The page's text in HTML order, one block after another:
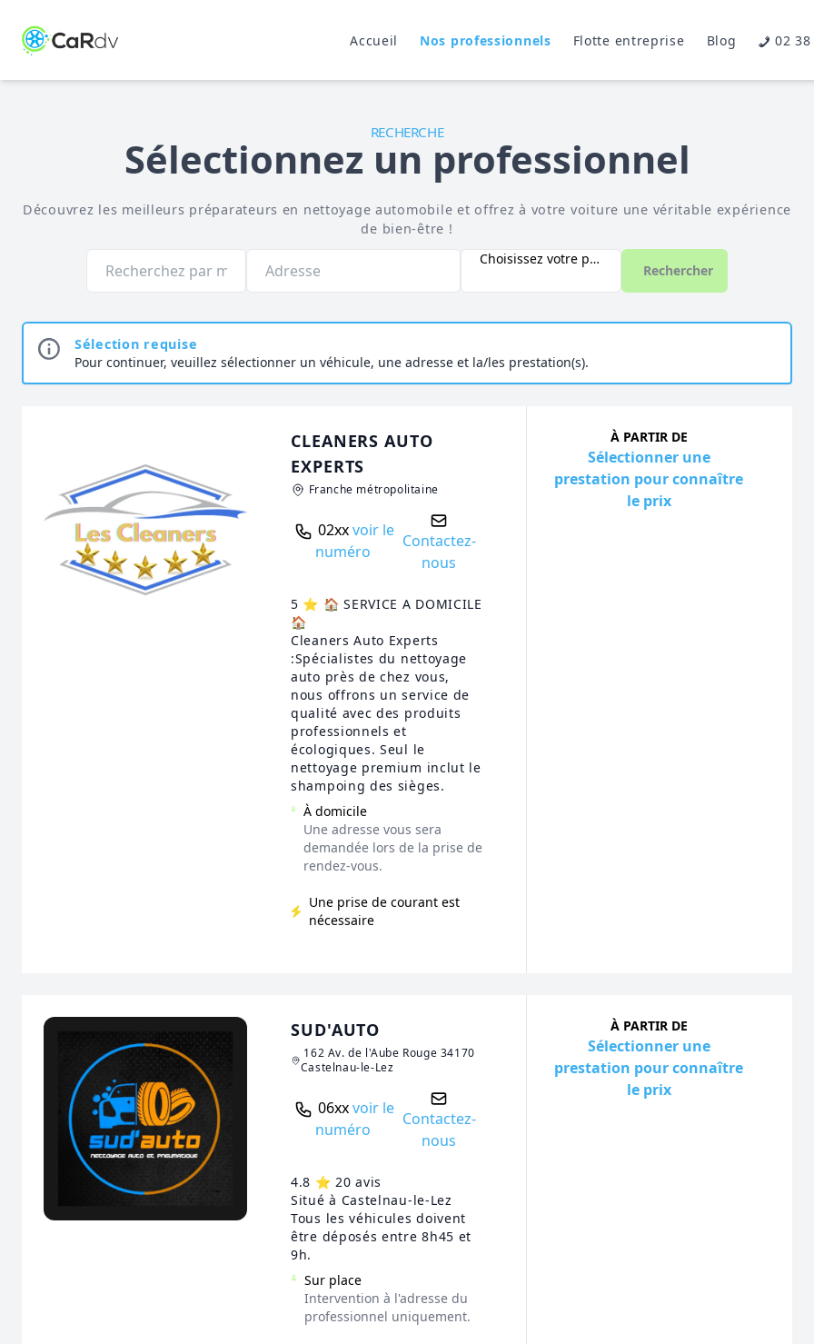
Accueil Nos professionnels Flotte entreprise Blog 02
RECHERCHE
Sélectionnez un professionnel
Découvrez les meilleurs préparateurs en nettoyage automobile et offrez à votre voiture une véritable expérience
de bien-être !
Choisissez votre prestation
Rechercher
Sélection requise
Pour continuer, veuillez sélectionner un véhicule, une adresse et la/les prestation(s).
CLEANERS AUTO
EXPERTS
Franche métropolitaine
02xxvoir le
numéro
Contactez-
nous
5 ⭐️ 🏠 SERVICE A DOMICILE
🏠
Cleaners Auto Experts
:Spécialistes du nettoyage
auto près de chez vous,
nous offrons un service de
qualité avec des produits
professionnels et
écologiques. Seul le
nettoyage premium inclut le
shampoing des sièges.
À domicile
Une adresse vous sera
demandée lors de la prise de
rendez-vous.
Une prise de courant est
nécessaire
À PARTIR DE
Sélectionner une
prestation pour connaître
le prix
SUD'AUTO
162 Av. de l'Aube Rouge 34170
Castelnau-le-Lez
06xxvoir le
numéro
Contactez-
nous
4.8 ⭐️ 20 avis
Situé à Castelnau-le-Lez
Tous les véhicules doivent
être déposés entre 8h45 et
9h.
Sur place
Intervention à l'adresse du
professionnel uniquement.
À PARTIR DE
Sélectionner une
prestation pour connaître
le prix